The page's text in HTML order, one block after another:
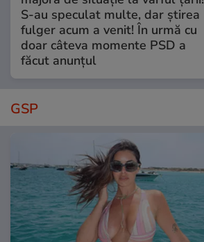
S-au speculat multe, dar știrea
fulger acum a venit! În urmă cu
doar câteva momente PSD a
făcut anunțul
GSP